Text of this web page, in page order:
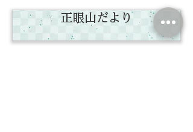
正眼山だより